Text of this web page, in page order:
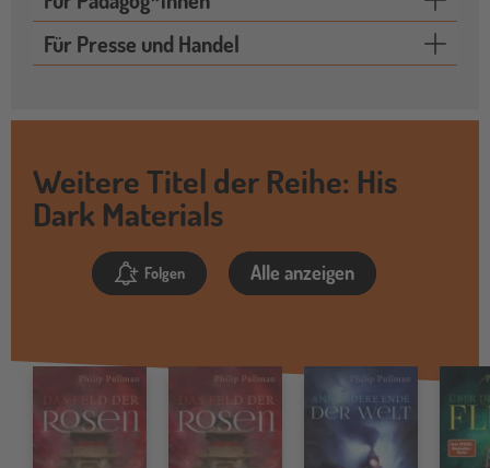
Für Presse und Handel
Weitere Titel der Reihe: His
Dark Materials
Folgen Alle anzeigen